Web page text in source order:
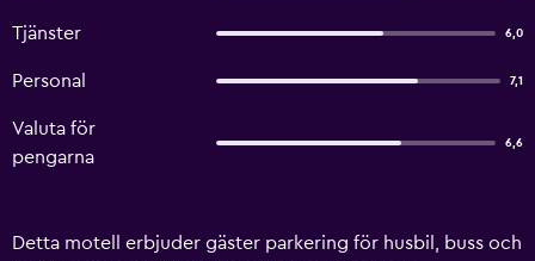
Tjänster 6,0
Personal 7,1
Valuta för
pengarna
6,6
Detta motell erbjuder gäster parkering för husbil, buss och